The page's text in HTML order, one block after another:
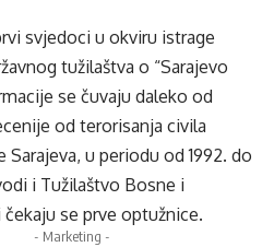
svjedoci u okviru istrage
tužilaštva o “Sarajevo
se čuvaju daleko od
od terorisanja civila
u periodu od 1992. do
i Tužilaštvo Bosne i
se prve optužnice.
- Marketing -